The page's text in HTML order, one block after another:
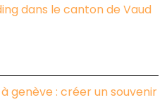
dans le canton de Vaud
genève : créer un souvenir